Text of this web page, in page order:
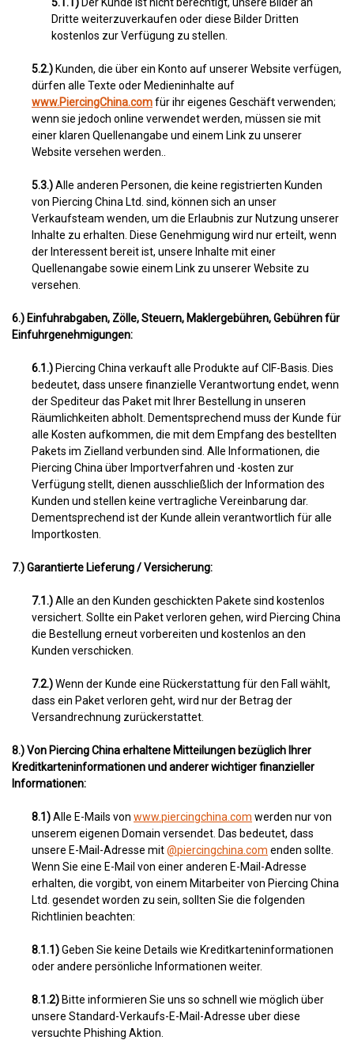
Dritte weiterzuverkaufen oder diese Bilder Dritten
kostenlos zur Verfügung zu stellen.
5.2.) Kunden, die über ein Konto auf unserer Website verfügen,
dürfen alle Texte oder Medieninhalte auf
www.PiercingChina.comfür ihr eigenes Geschäft verwenden;
wenn sie jedoch online verwendet werden, müssen sie mit
einer klaren Quellenangabe und einem Link zu unserer
Website versehen werden..
5.3.)Alle anderen Personen, die keine registrierten Kunden
von Piercing China Ltd. sind, können sich an unser
Verkaufsteam wenden, um die Erlaubnis zur Nutzung unserer
Inhalte zu erhalten. Diese Genehmigung wird nur erteilt, wenn
der Interessent bereit ist, unsere Inhalte mit einer
Quellenangabe sowie einem Link zu unserer Website zu
versehen.
6.) Einfuhrabgaben, Zölle, Steuern, Maklergebühren, Gebühren für
Einfuhrgenehmigungen:
6.1.) Piercing China verkauft alle Produkte auf CIF-Basis. Dies
bedeutet, dass unsere finanzielle Verantwortung endet, wenn
der Spediteur das Paket mit Ihrer Bestellung in unseren
Räumlichkeiten abholt. Dementsprechend muss der Kunde für
alle Kosten aufkommen, die mit dem Empfang des bestellten
Pakets im Zielland verbunden sind. Alle Informationen, die
Piercing China über Importverfahren und -kosten zur
Verfügung stellt, dienen ausschließlich der Information des
Kunden und stellen keine vertragliche Vereinbarung dar.
Dementsprechend ist der Kunde allein verantwortlich für alle
Importkosten.
7.) Garantierte Lieferung / Versicherung:
7.1.)Alle an den Kunden geschickten Pakete sind kostenlos
versichert. Sollte ein Paket verloren gehen, wird Piercing China
die Bestellung erneut vorbereiten und kostenlos an den
Kunden verschicken.
7.2.)Wenn der Kunde eine Rückerstattung für den Fall wählt,
dass ein Paket verloren geht, wird nur der Betrag der
Versandrechnung zurückerstattet.
8.) Von Piercing China erhaltene Mitteilungen bezüglich Ihrer
Kreditkarteninformationen und anderer wichtiger finanzieller
Informationen:
8.1)Alle E-Mails von www.piercingchina.com werden nur von
unserem eigenen Domain versendet. Das bedeutet, dass
unsere E-Mail-Adresse mit@piercingchina.com enden sollte.
Wenn Sie eine E-Mail von einer anderen E-Mail-Adresse
erhalten, die vorgibt, von einem Mitarbeiter von Piercing China
Ltd. gesendet worden zu sein, sollten Sie die folgenden
Richtlinien beachten:
8.1.1)Geben Sie keine Details wie Kreditkarteninformationen
oder andere persönliche Informationen weiter.
8.1.2) Bitte informieren Sie uns so schnell wie möglich über
unsere Standard-Verkaufs-E-Mail-Adresse uber diese
versuchte Phishing Aktion.